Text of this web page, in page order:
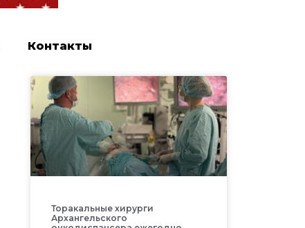
Контакты
Торакальные хирурги
Архангельского